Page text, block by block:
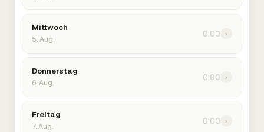
Mittwoch
5. Aug.
0:00 ›
Donnerstag
6. Aug.
0:00 ›
Freitag
7. Aug.
0:00 ›